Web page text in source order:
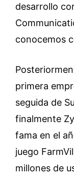
desarrollo
conocemos
primera
seguida de
finalmente
fama en el
juego
millones de